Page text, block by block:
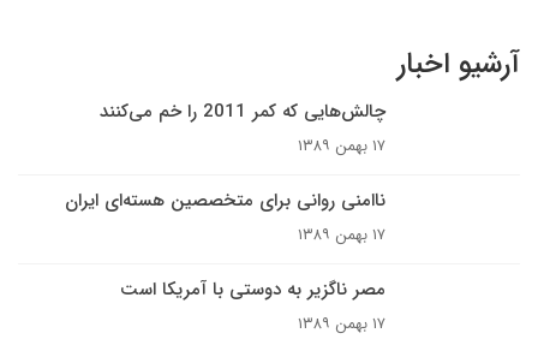
آرشیو اخبار
چالش‌هایی که کمر 2011 را خم می‌کنند
۱۷ بهمن ۱۳۸۹
ناامنی روانی برای متخصصین هسته‌ای ایران
۱۷ بهمن ۱۳۸۹
مصر ناگزیر به دوستی با آمریکا است
۱۷ بهمن ۱۳۸۹